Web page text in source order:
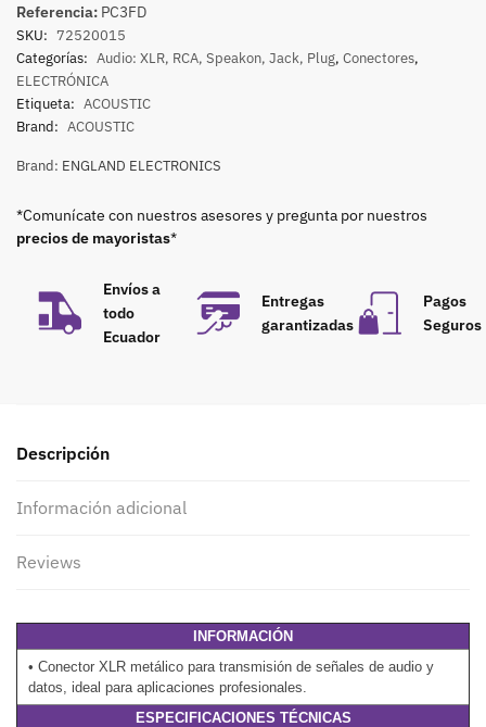
Referencia: PC3FD
SKU: 72520015
Categorías: Audio: XLR, RCA, Speakon, Jack, Plug, Conectores,
ELECTRÓNICA
Etiqueta: ACOUSTIC
Brand: ACOUSTIC
Brand: ENGLAND ELECTRONICS
*Comunícate con nuestros asesores y pregunta por nuestros
precios de mayoristas*
Envíos a
todo
Ecuador
Entregas
garantizadas
Pagos
Seguros
Descripción
Información adicional
Reviews
INFORMACIÓN
• Conector XLR metálico para transmisión de señales de audio y
datos, ideal para aplicaciones profesionales.
ESPECIFICACIONES TÉCNICAS